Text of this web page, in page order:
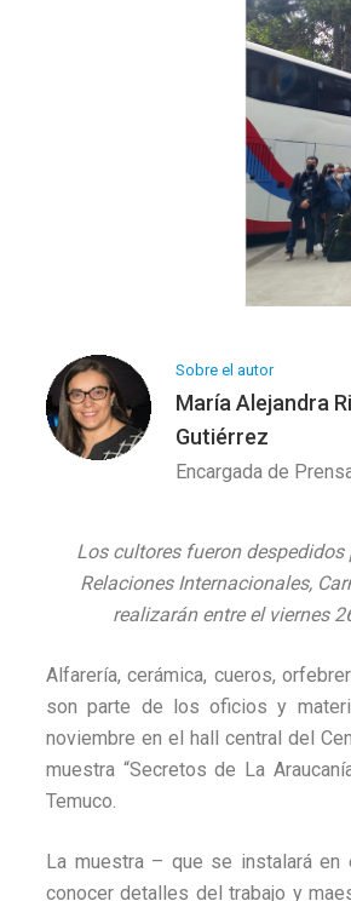
Sobre el autor
María Alejandra
Gutiérrez
Encargada de
Los cultores fueron despedidos
Relaciones Internacionales,
realizarán entre el viernes
Alfarería, cerámica, cueros,
son parte de los oficios y
noviembre en el hall central del
muestra “Secretos de La
Temuco.
La muestra – que se instalará
conocer detalles del trabajo y